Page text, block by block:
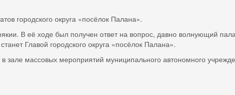
городского округа «посёлок Палана».
В её ходе был получен ответ на вопрос, давно волнующий
Главой городского округа «посёлок Палана».
массовых мероприятий муниципального автономного